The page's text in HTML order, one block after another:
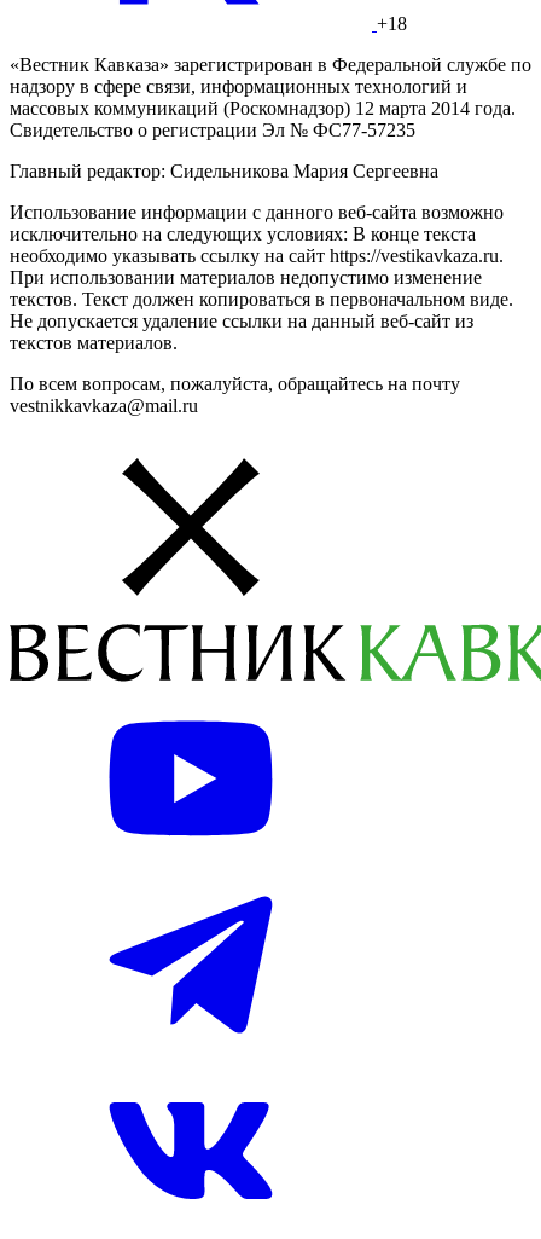
+18
«Вестник Кавказа» зарегистрирован в Федеральной службе по
надзору в сфере связи, информационных технологий и
массовых коммуникаций (Роскомнадзор) 12 марта 2014 года.
Свидетельство о регистрации Эл № ФС77-57235
Главный редактор: Сидельникова Мария Сергеевна
Использование информации с данного веб-сайта возможно
исключительно на следующих условиях: В конце текста
необходимо указывать ссылку на сайт https://vestikavkaza.ru.
При использовании материалов недопустимо изменение
текстов. Текст должен копироваться в первоначальном виде.
Не допускается удаление ссылки на данный веб-сайт из
текстов материалов.
По всем вопросам, пожалуйста, обращайтесь на почту
vestnikkavkaza@mail.ru